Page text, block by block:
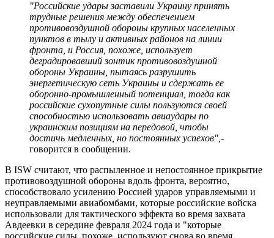
"Российские удары заставили Украину принять
трудные решения между обеспечением
противовоздушной обороны крупных населенных
пунктов в тылу и активных районов на линии
фронта, и Россия, похоже, использует
деградировавший зонтик противовоздушной
обороны Украины, пытаясь разрушить
энергетическую сеть Украины и сдержать ее
оборонно-промышленный потенциал, тогда как
российские сухопутные силы пользуются своей
способностью использовать авиаудары по
украинским позициям на передовой, чтобы
достичь медленных, но постоянных успехов",-
говорится в сообщении.
В ISW считают, что распыленное и непостоянное прикрытие
противовоздушной обороны вдоль фронта, вероятно,
способствовало усилению Россией ударов управляемыми и
неуправляемыми авиабомбами, которые российские войска
использовали для тактического эффекта во время захвата
Авдеевки в середине февраля 2024 года и "которые